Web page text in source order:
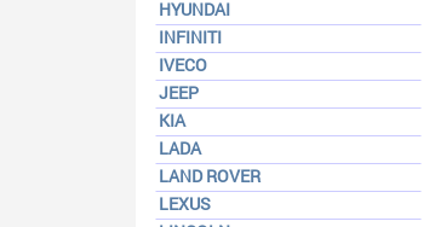
HYUNDAI
INFINITI
IVECO
JEEP
KIA
LADA
LAND ROVER
LEXUS